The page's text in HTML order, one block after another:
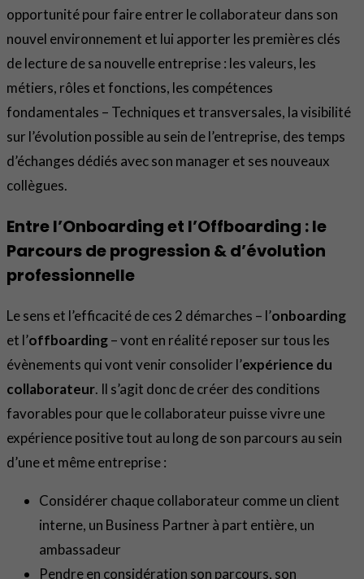
opportunité pour faire entrer le collaborateur dans son
nouvel environnement et lui apporter les premières clés
de lecture de sa nouvelle entreprise : les valeurs, les
métiers, rôles et fonctions, les compétences
fondamentales – Techniques et transversales, la visibilité
sur l’évolution possible au sein de l’entreprise, des temps
d’échanges dédiés avec son manager et ses nouveaux
collègues.
Entre l’Onboarding et l’Offboarding : le
Parcours de progression & d’évolution
professionnelle
Le sens et l’efficacité de ces 2 démarches – l’onboarding
et l’offboarding– vont en réalité reposer sur tous les
évènements qui vont venir consolider l’expérience du
collaborateur. Il s’agit donc de créer des conditions
favorables pour que le collaborateur puisse vivre une
expérience positive tout au long de son parcours au sein
d’une et même entreprise :
Considérer chaque collaborateur comme un client
interne, un Business Partner à part entière, un
ambassadeur
Pendre en considération son parcours, son